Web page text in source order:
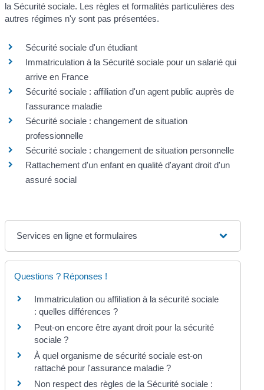
la Sécurité sociale. Les règles et formalités particulières des
autres régimes n'y sont pas présentées.
Sécurité sociale d'un étudiant
Immatriculation à la Sécurité sociale pour un salarié qui
arrive en France
Sécurité sociale : affiliation d'un agent public auprès de
l'assurance maladie
Sécurité sociale : changement de situation
professionnelle
Sécurité sociale : changement de situation personnelle
Rattachement d'un enfant en qualité d'ayant droit d'un
assuré social
Services en ligne et formulaires
Questions ? Réponses !
Immatriculation ou affiliation à la sécurité sociale
: quelles différences ?
Peut-on encore être ayant droit pour la sécurité
sociale ?
À quel organisme de sécurité sociale est-on
rattaché pour l'assurance maladie ?
Non respect des règles de la Sécurité sociale :